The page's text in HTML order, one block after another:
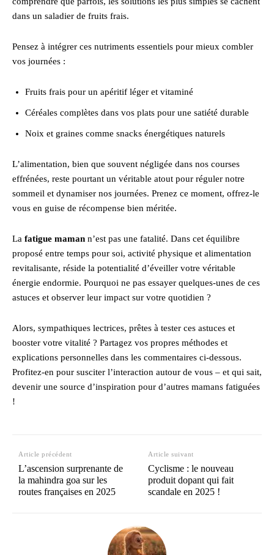
dans un saladier de fruits frais.
Pensez à intégrer ces nutriments essentiels pour mieux combler
vos journées :
Fruits frais pour un apéritif léger et vitaminé
Céréales complètes dans vos plats pour une satiété durable
Noix et graines comme snacks énergétiques naturels
L’alimentation, bien que souvent négligée dans nos courses
effrénées, reste pourtant un véritable atout pour réguler notre
sommeil et dynamiser nos journées. Prenez ce moment, offrez-le
vous en guise de récompense bien méritée.
La fatigue maman n’est pas une fatalité. Dans cet équilibre
proposé entre temps pour soi, activité physique et alimentation
revitalisante, réside la potentialité d’éveiller votre véritable
énergie endormie. Pourquoi ne pas essayer quelques-unes de ces
astuces et observer leur impact sur votre quotidien ?
Alors, sympathiques lectrices, prêtes à tester ces astuces et
booster votre vitalité ? Partagez vos propres méthodes et
explications personnelles dans les commentaires ci-dessous.
Profitez-en pour susciter l’interaction autour de vous – et qui sait,
devenir une source d’inspiration pour d’autres mamans fatiguées
!
Article précédent
L’ascension surprenante de
la mahindra goa sur les
routes françaises en 2025
Article suivant
Cyclisme : le nouveau
produit dopant qui fait
scandale en 2025 !